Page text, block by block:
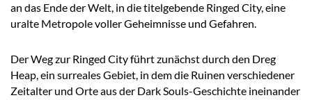
an das Ende der Welt, in die titelgebende Ringed City, eine
uralte Metropole voller Geheimnisse und Gefahren.
Der Weg zur Ringed City führt zunächst durch den Dreg
Heap, ein surreales Gebiet, in dem die Ruinen verschiedener
Zeitalter und Orte aus der Dark Souls-Geschichte ineinander